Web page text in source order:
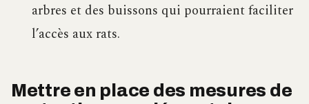
arbres et des buissons qui pourraient faciliter
l’accès aux rats.
Mettre en place des mesures de